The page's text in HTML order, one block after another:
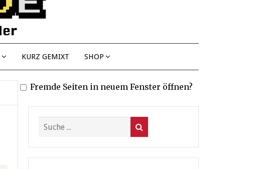
KURZ GEMIXT SHOP
Fremde Seiten in neuem Fenster öffnen?